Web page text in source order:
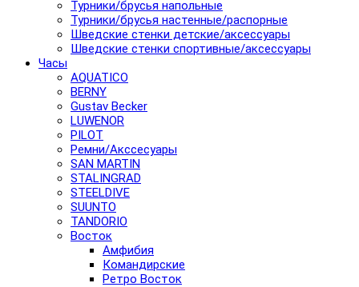
Турники/брусья напольные
Турники/брусья настенные/распорные
Шведские стенки детские/аксессуары
Шведские стенки спортивные/аксессуары
Часы
AQUATICO
BERNY
Gustav Becker
LUWENOR
PILOT
Pемни/Акссесуары
SAN MARTIN
STALINGRAD
STEELDIVE
SUUNTO
TANDORIO
Восток
Амфибия
Командирские
Ретро Восток